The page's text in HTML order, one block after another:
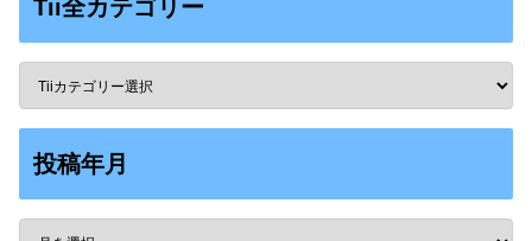
Tii全カテゴリー
投稿年月